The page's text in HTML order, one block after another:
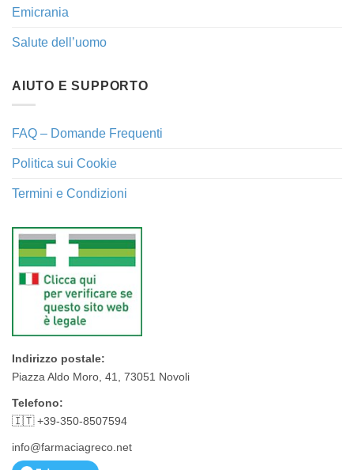
Emicrania
Salute dell’uomo
AIUTO E SUPPORTO
FAQ – Domande Frequenti
Politica sui Cookie
Termini e Condizioni
Indirizzo postale:
Piazza Aldo Moro, 41, 73051 Novoli
Telefono:
🇮🇹 +39-350-8507594
info@farmaciagreco.net